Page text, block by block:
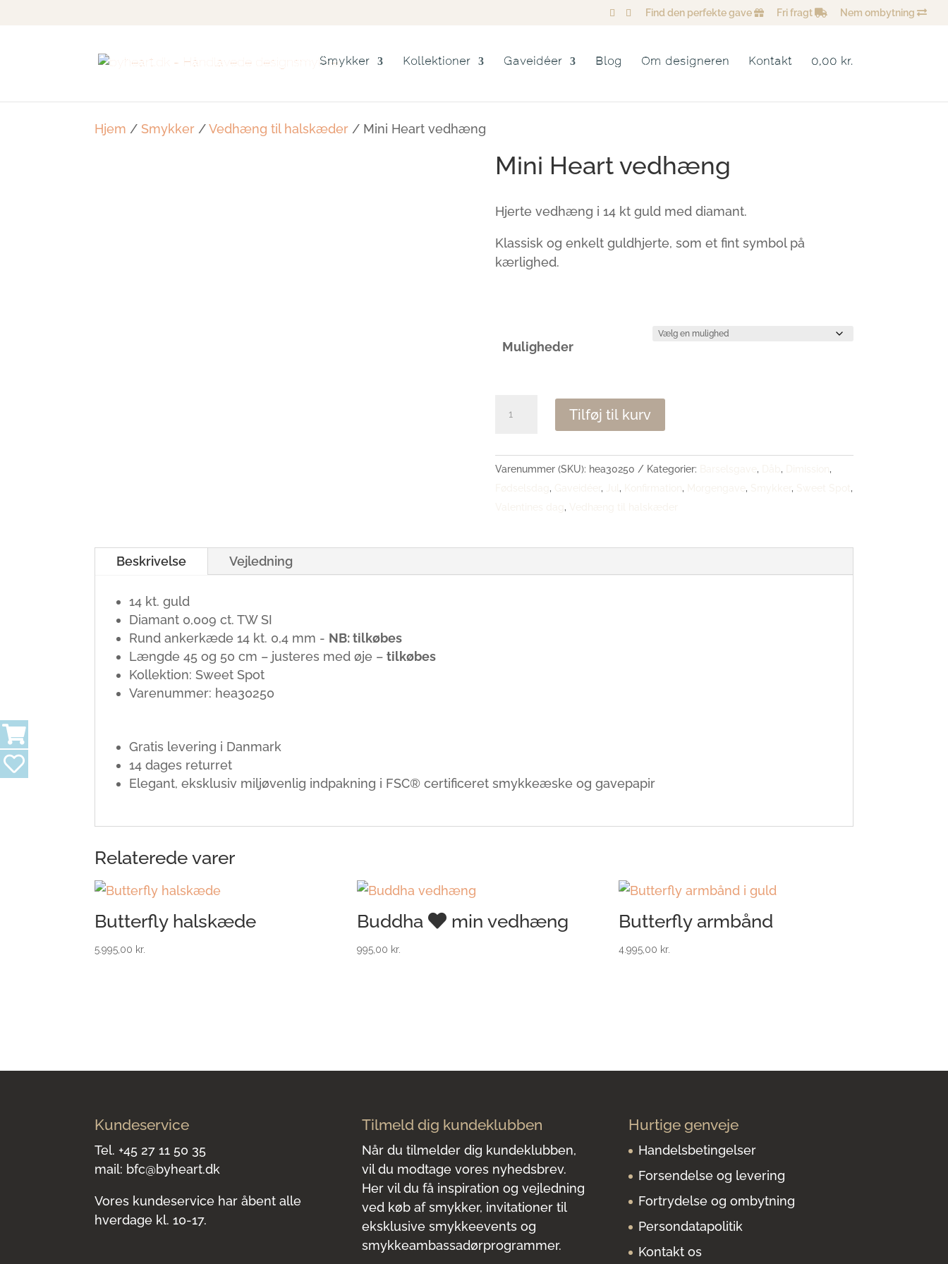
Find den perfekte gave Fri fragt Nem ombytning
Smykker Kollektioner Gaveidéer Blog Om designeren Kontakt 0,00 kr.
Hjem / Smykker /Vedhæng til halskæder / Mini Heart vedhæng
Mini Heart vedhæng
Hjerte vedhæng i 14 kt guld med diamant.
Klassisk og enkelt guldhjerte, som et fint symbol på
kærlighed.
Muligheder
Tilføj til kurv
Varenummer (SKU): hea30250 Kategorier: , ,
,
, , , , , ,
,
,
Beskrivelse Vejledning
14 kt. guld
Diamant 0,009 ct. TW SI
Rund ankerkæde 14 kt. 0,4 mm - NB: tilkøbes
Længde 45 og 50 cm – justeres med øje –tilkøbes
Kollektion: Sweet Spot
Varenummer: hea30250
Gratis levering i Danmark
14 dages returret
Elegant, eksklusiv miljøvenlig indpakning i FSC® certificeret smykkeæske og gavepapir
Relaterede varer
Butterfly halskæde
5.995,00 kr.
Buddha min vedhæng
995,00 kr.
Butterfly armbånd
4.995,00 kr.
Kundeservice
Tel. +45 27 11 50 35
mail: bfc@byheart.dk
Vores kundeservice har åbent alle
hverdage kl. 10-17.
Tilmeld dig kundeklubben
Når du tilmelder dig kundeklubben,
vil du modtage vores nyhedsbrev.
Her vil du få inspiration og vejledning
ved køb af smykker, invitationer til
eksklusive smykkeevents og
smykkeambassadørprogrammer.
Hurtige genveje
Handelsbetingelser
Forsendelse og levering
Fortrydelse og ombytning
Persondatapolitik
Kontakt os